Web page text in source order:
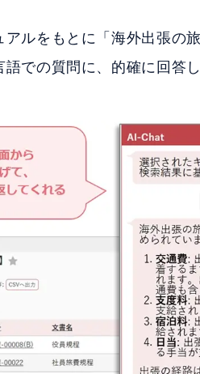
ルをもとに「海外出張の
での質問に、的確に回答し